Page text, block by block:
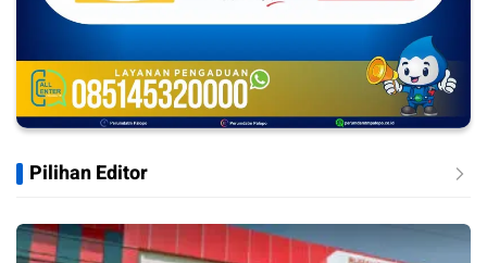
Pilihan Editor